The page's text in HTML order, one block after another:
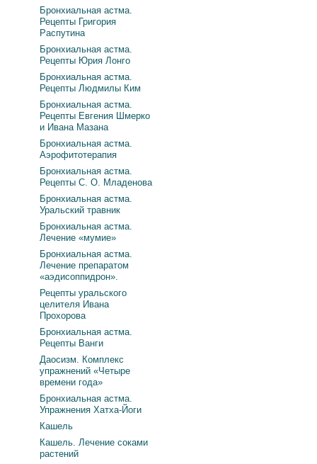
Бронхиальная астма.
Рецепты Григория
Распутина
Бронхиальная астма.
Рецепты Юрия Лонго
Бронхиальная астма.
Рецепты Людмилы Ким
Бронхиальная астма.
Рецепты Евгения Шмерко
и Ивана Мазана
Бронхиальная астма.
Аэрофитотерапия
Бронхиальная астма.
Рецепты С. О. Младенова
Бронхиальная астма.
Уральский травник
Бронхиальная астма.
Лечение «мумие»
Бронхиальная астма.
Лечение препаратом
«аэдисоппидрон».
Рецепты уральского
целителя Ивана
Прохорова
Бронхиальная астма.
Рецепты Ванги
Даосизм. Комплекс
упражнений «Четыре
времени года»
Бронхиальная астма.
Упражнения Хатха-Йоги
Кашель
Кашель. Лечение соками
растений